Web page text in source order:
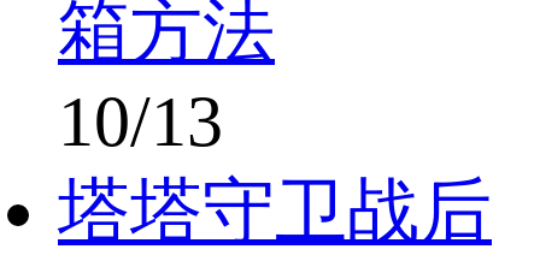
箱方法
10/13
塔塔守卫战后